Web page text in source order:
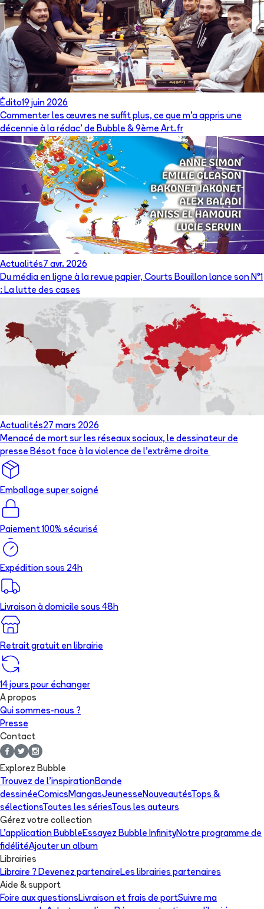
Édito19 juin 2026
Commenter les œuvres ne suffit plus, ce que m’a appris une
décennie à la rédac’ de Bubble & 9ème Art.fr
Actualités 7 avr. 2026
Du média en ligne à la revue papier, Courts Bouillon lance son N°1
: La lutte des cases
Actualités27 mars 2026
Menacé de mort sur les réseaux sociaux, le dessinateur de
presse Bésot face à la violence de l’extrême droite
Emballage super soigné
Paiement 100% sécurisé
Expédition sous 24h
Livraison à domicile sous 48h
Retrait gratuit en librairie
14 jours pour échanger
A propos
Qui sommes-nous ?
Presse
Contact
Explorez Bubble
Trouvez de l'inspirationBande
dessinéeComicsMangasJeunesseNouveautésTops &
sélectionsToutes les sériesTous les auteurs
Gérez votre collection
L'application BubbleEssayez Bubble InfinityNotre programme de
fidélitéAjouter un album
Librairies
Libraire ? Devenez partenaireLes librairies partenaires
Aide & support
Foire aux questionsLivraison et frais de portSuivre ma